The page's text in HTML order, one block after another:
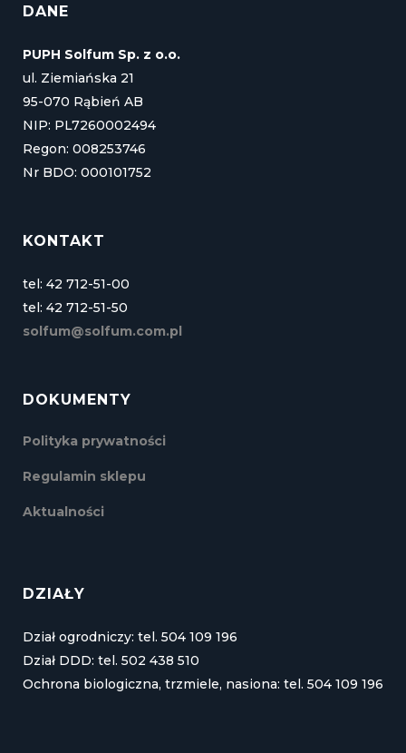
DANE
PUPH Solfum Sp. z o.o.
ul. Ziemiańska 21
95-070 Rąbień AB
NIP: PL7260002494
Regon: 008253746
Nr BDO: 000101752
KONTAKT
tel: 42 712-51-00
tel: 42 712-51-50
solfum@solfum.com.pl
DOKUMENTY
Polityka prywatności
Regulamin sklepu
Aktualności
DZIAŁY
Dział ogrodniczy: tel. 504 109 196
Dział DDD: tel. 502 438 510
Ochrona biologiczna, trzmiele, nasiona: tel. 504 109 196